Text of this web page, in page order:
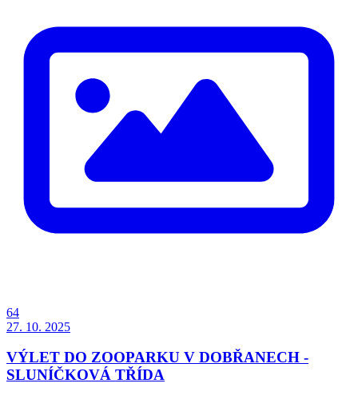
64
27. 10. 2025
VÝLET DO ZOOPARKU V DOBŘANECH -
SLUNÍČKOVÁ TŘÍDA